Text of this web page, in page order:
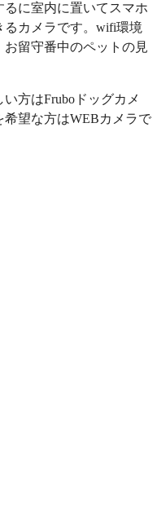
に室内に置いてスマホ
カメラです。wifi環境
留守番中のペットの見
方はFruboドッグカメ
望な方はWEBカメラで